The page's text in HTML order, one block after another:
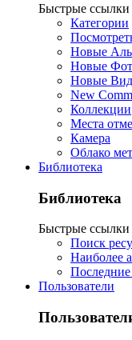
Быстрые ссылки
Категории
Новые
Новые
Новые
New
Коллекции
Места
Камера
Облако
Библиотека
Библиотека
Быстрые ссылки
Поиск
Наиболее
Пользователи